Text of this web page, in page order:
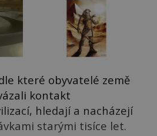
které obyvatelé země
kontakt
hledají a nacházejí
starými tisíce let.